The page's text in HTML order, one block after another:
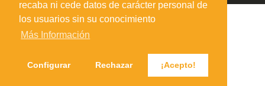
recaba ni cede datos de carácter personal de
los usuarios sin su conocimiento
Más Información
Configurar Rechazar ¡Acepto!